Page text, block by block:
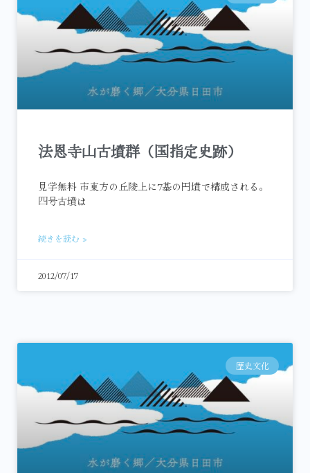
法恩寺山古墳群（国指定史跡）
見学無料 市東方の丘陵上に7基の円墳で構成される。
四号古墳は
続きを読む »
2012/07/17
歴史文化